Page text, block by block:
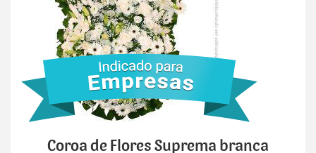
Coroa de Flores Suprema branca